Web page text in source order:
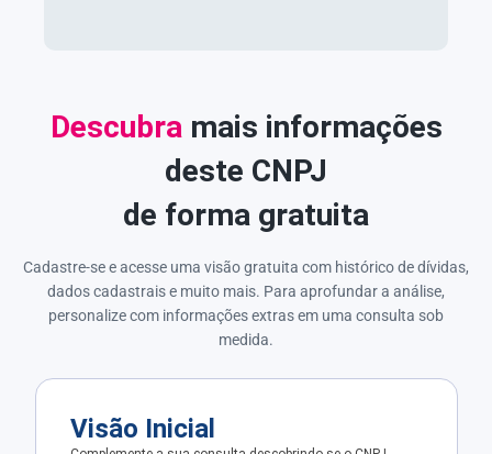
Descubra mais informações
deste CNPJ
de forma gratuita
Cadastre-se e acesse uma visão gratuita com histórico de dívidas,
dados cadastrais e muito mais. Para aprofundar a análise,
personalize com informações extras em uma consulta sob
medida.
Visão Inicial